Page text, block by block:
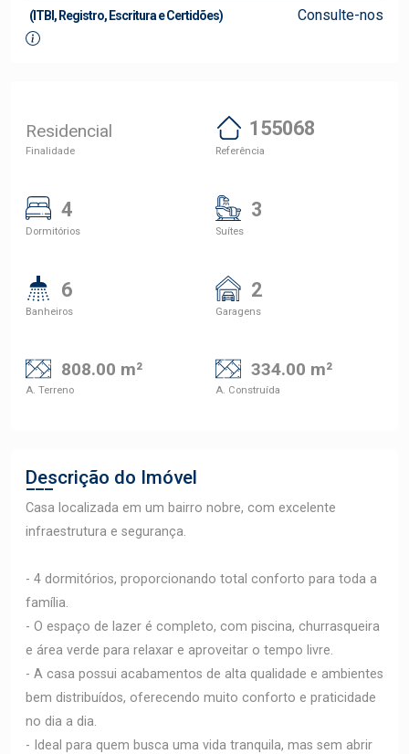
(ITBI, Registro, Escritura e Certidões) Consulte-nos
Residencial
Finalidade
155068
Referência
4
Dormitórios
3
Suítes
6
Banheiros
2
Garagens
808.00 m²
A. Terreno
334.00 m²
A. Construída
Descrição do Imóvel
Casa localizada em um bairro nobre, com excelente
infraestrutura e segurança.
- 4 dormitórios, proporcionando total conforto para toda a
família.
- O espaço de lazer é completo, com piscina, churrasqueira
e área verde para relaxar e aproveitar o tempo livre.
- A casa possui acabamentos de alta qualidade e ambientes
bem distribuídos, oferecendo muito conforto e praticidade
no dia a dia.
- Ideal para quem busca uma vida tranquila, mas sem abrir